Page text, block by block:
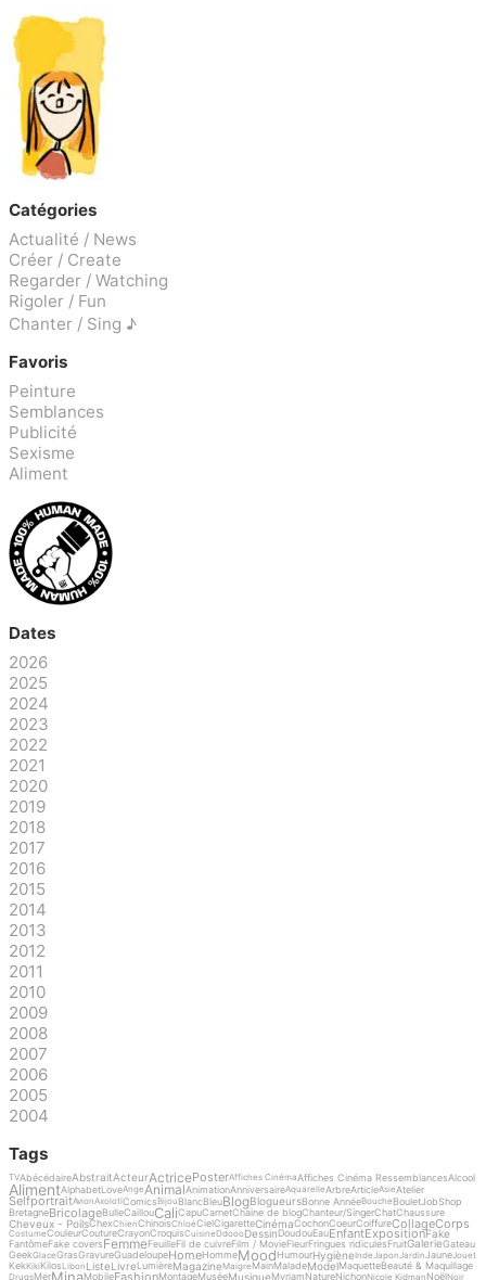
Catégories
Actualité / News
Créer / Create
Regarder / Watching
Rigoler / Fun
Chanter / Sing ♪
Favoris
Peinture
Semblances
Publicité
Sexisme
Aliment
Dates
2026
2025
2024
2023
2022
2021
2020
2019
2018
2017
2016
2015
2014
2013
2012
2011
2010
2009
2008
2007
2006
2005
2004
Tags
TVAbécédaireAbstraitActeurActricePosterAffiches CinémaAffiches Cinéma RessemblancesAlcool
AlimentAlphabetLoveAnge AnimalAnimationAnniversaireAquarelleArbreArticleAsieAtelier
SelfportraitAvionAxolotlComicsBijou BlancBleuBlogBlogueursBonne AnnéeBouche BouletJobShop
BretagneBricolageBulleCaillouCaliCapuCarnetChaine de blogChanteur/SingerChatChaussure
Cheveux - PoilsChexChienChinoisChloéCielCigaretteCinémaCochonCoeurCoiffureCollageCorps
CostumeCouleurCoutureCrayonCroquisCuisineDdoooDessinDoudouEauEnfantExpositionFake
FantômeFake coversFemmeFeuilleFil de cuivreFilm / MovieFleurFringues ridiculesFruitGalerieGateau
GeekGlaceGrasGravureGuadeloupeHomeHommeMoodHumourHygièneInde Japon JardinJaune Jouet
KekKikiKilosLibon ListeLivreLumièreMagazineMaigre MainMaladeModelMaquetteBeauté & Maquillage
DrugsMerMinaMobileFashionMontageMuséeMusiqueMyriamNatureNichonNicole Kidman NoëlNoir